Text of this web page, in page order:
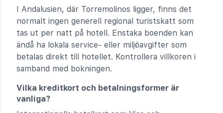
I Andalusien, där Torremolinos ligger, finns det
normalt ingen generell regional turistskatt som
tas ut per natt på hotell. Enstaka boenden kan
ändå ha lokala service- eller miljöavgifter som
betalas direkt till hotellet. Kontrollera villkoren i
samband med bokningen.
Vilka kreditkort och betalningsformer är
vanliga?